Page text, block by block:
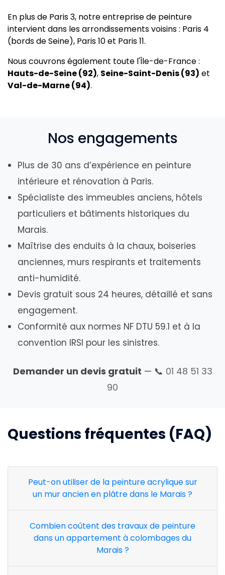
En plus de Paris 3, notre entreprise de peinture
intervient dans les arrondissements voisins : Paris 4
(bords de Seine), Paris 10 et Paris 11.
Nous couvrons également toute l'Île-de-France :
Hauts-de-Seine (92), Seine-Saint-Denis (93) et
Val-de-Marne (94).
Nos engagements
Plus de 30 ans d’expérience en peinture
intérieure et rénovation à Paris.
Spécialiste des immeubles anciens, hôtels
particuliers et bâtiments historiques du
Marais.
Maîtrise des enduits à la chaux, boiseries
anciennes, murs respirants et traitements
anti-humidité.
Devis gratuit sous 24 heures, détaillé et sans
engagement.
Conformité aux normes NF DTU 59.1 et à la
convention IRSI pour les sinistres.
Demander un devis gratuit — 📞 01 48 51 33
90
Questions fréquentes (FAQ)
Peut-on utiliser de la peinture acrylique sur
un mur ancien en plâtre dans le Marais ?
Combien coûtent des travaux de peinture
dans un appartement à colombages du
Marais ?